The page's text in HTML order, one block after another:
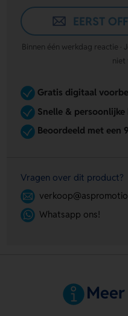
EERST
Binnen één werkdag reactie ·
niet
Gratis digitaal
Snelle &
Beoordeeld met een
Vragen over dit product?
Whatsapp ons!